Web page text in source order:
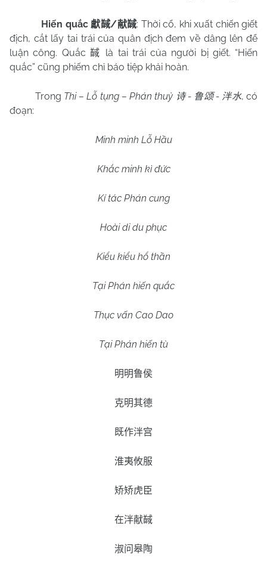
Hiến quắc獻馘/献馘: Thời cổ, khi xuất chiến giết
địch, cắt lấy tai trái của quân địch đem về dâng lên để
luận công. Quắc 馘
là tai trái của người bị giết. “Hiến
quắc” cũng phiếm chỉ báo tiệp khải hoàn.
Trong Thi – Lỗ tụng – Phán thuỷ 诗- 鲁颂- 泮水, có
đoạn:
Minh minh Lỗ Hầu
Khắc minh kì đức
Kí tác Phán cung
Hoài di du phục
Kiểu kiểu hổ thần
Tại Phán hiến quắc
Thục vấn Cao Dao
Tại Phán hiến tù
明明鲁侯
克明其德
既作泮宫
淮夷攸服
矫矫虎臣
在泮献馘
淑问皋陶